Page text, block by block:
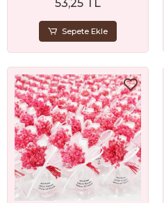
53,25 TL
Sepete Ekle